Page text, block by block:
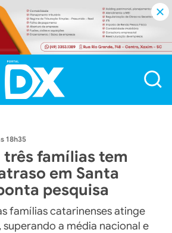
18h35
três famílias tem
em Santa
pesquisa
famílias catarinenses atinge
a média nacional e